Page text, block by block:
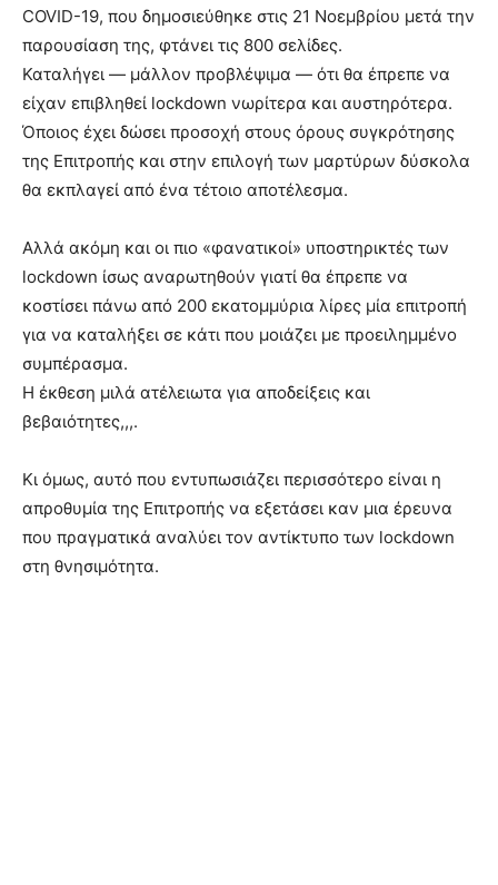
COVID-19, που δημοσιεύθηκε στις 21 Νοεμβρίου μετά την
παρουσίαση της, φτάνει τις 800 σελίδες.
Καταλήγει — μάλλον προβλέψιμα — ότι θα έπρεπε να
είχαν επιβληθεί lockdown νωρίτερα και αυστηρότερα.
Όποιος έχει δώσει προσοχή στους όρους συγκρότησης
της Επιτροπής και στην επιλογή των μαρτύρων δύσκολα
θα εκπλαγεί από ένα τέτοιο αποτέλεσμα.
Αλλά ακόμη και οι πιο «φανατικοί» υποστηρικτές των
lockdown ίσως αναρωτηθούν γιατί θα έπρεπε να
κοστίσει πάνω από 200 εκατομμύρια λίρες μία επιτροπή
για να καταλήξει σε κάτι που μοιάζει με προειλημμένο
συμπέρασμα.
Η έκθεση μιλά ατέλειωτα για αποδείξεις και
βεβαιότητες,,,.
Κι όμως, αυτό που εντυπωσιάζει περισσότερο είναι η
απροθυμία της Επιτροπής να εξετάσει καν μια έρευνα
που πραγματικά αναλύει τον αντίκτυπο των lockdown
στη θνησιμότητα.